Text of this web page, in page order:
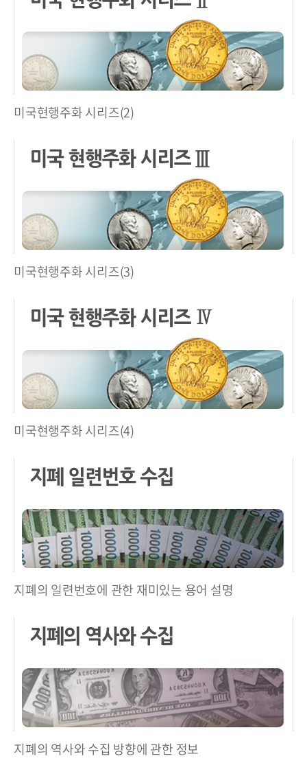
미국현행주화 시리즈(2)
미국현행주화 시리즈(3)
미국현행주화 시리즈(4)
지폐의 일련번호에 관한 재미있는 용어 설명
지폐의 역사와 수집 방향에 관한 정보